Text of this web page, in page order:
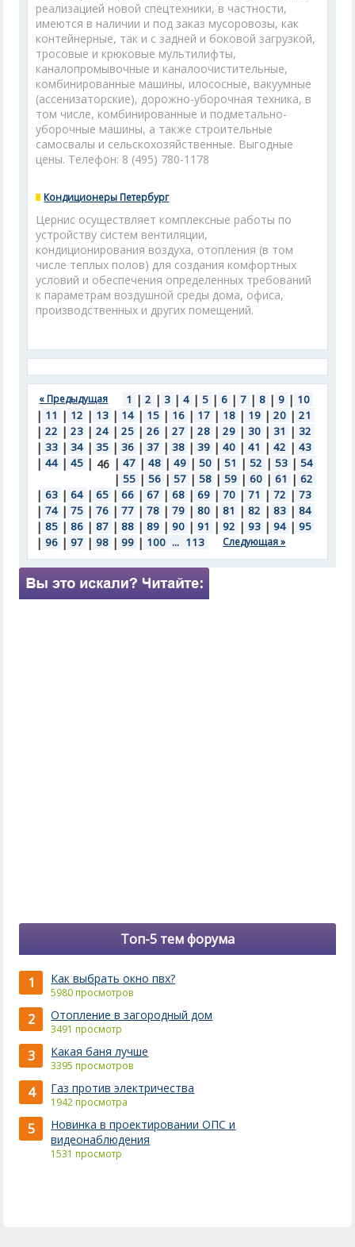
реализацией новой спецтехники, в частности,
имеются в наличии и под заказ мусоровозы, как
контейнерные, так и с задней и боковой загрузкой,
тросовые и крюковые мультилифты,
каналопромывочные и каналоочистительные,
комбинированные машины, илососные, вакуумные
(ассенизаторские), дорожно-уборочная техника, в
том числе, комбинированные и подметально-
уборочные машины, а также строительные
самосвалы и сельскохозяйственные. Выгодные
цены. Телефон: 8 (495) 780-1178
Кондиционеры Петербург
Цернис осуществляет комплексные работы по
устройству систем вентиляции,
кондиционирования воздуха, отопления (в том
числе теплых полов) для создания комфортных
условий и обеспечения определенных требований
к параметрам воздушной среды дома, офиса,
производственных и других помещений.
« Предыдущая 1 | 2 | 3 | 4 | 5 | 6 | 7 | 8 | 9 | 10
| 11 | 12 | 13 | 14 | 15 | 16 | 17 | 18 | 19 | 20 | 21
| 22 | 23 | 24 | 25 | 26 | 27 | 28 | 29 | 30 | 31 | 32
| 33 | 34 | 35 | 36 | 37 | 38 | 39 | 40 | 41 | 42 | 43
| 44 | 45 | 46 | 47 | 48 | 49 | 50 | 51 | 52 | 53 | 54
| 55 | 56 | 57 | 58 | 59 | 60 | 61 | 62
| 63 | 64 | 65 | 66 | 67 | 68 | 69 | 70 | 71 | 72 | 73
| 74 | 75 | 76 | 77 | 78 | 79 | 80 | 81 | 82 | 83 | 84
| 85 | 86 | 87 | 88 | 89 | 90 | 91 | 92 | 93 | 94 | 95
| 96 | 97 | 98 | 99 | 100 ... 113 Следующая »
Топ-5 тем форума
1 Как выбрать окно пвх?
5980 просмотров
2 Отопление в загородный дом
3491 просмотр
3 Какая баня лучше
3395 просмотров
4 Газ против электричества
1942 просмотра
5
Новинка в проектировании ОПС и
видеонаблюдения
1531 просмотр